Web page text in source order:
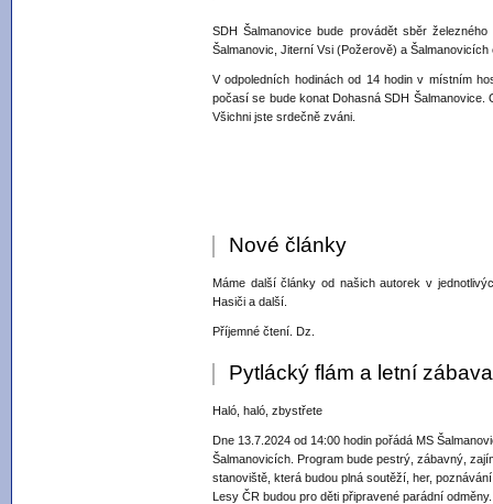
SDH Šalmanovice bude provádět sběr
Šalmanovic, Jiterní Vsi (Požerově) a Šalmanovicích
V odpoledních hodinách od 14 hodin v místním
počasí se bude konat Dohasná SDH Šalmanovice.
Všichni jste srdečně zváni.
Nové články
Máme další články od našich autorek v
Hasiči a další.
Příjemné čtení. Dz.
Pytlácký flám a letní
Haló, haló, zbystřete
Dne 13.7.2024 od 14:00 hodin pořádá MS
Šalmanovicích. Program bude pestrý, zábavný,
stanoviště, která budou plná soutěží, her,
Lesy ČR budou pro děti připravené parádní